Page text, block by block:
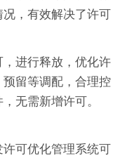
，有效解决了许可
进行释放，优化许
留等调配，合理控
无需新增许可。
可优化管理系统可